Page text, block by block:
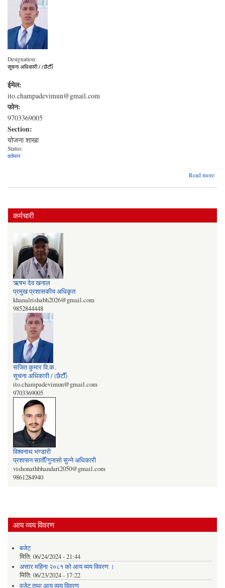
Designation:
सूचना अधिकारी / (छैटौँ)
ईमेल:
ito.champadevimun@gmail.com
फोन:
9703369005
Section:
योजना शाखा
Status:
वर्तमान
Read more
कर्मचारी
ऋषभ देव खनाल
प्रमुख प्रशासकीय अधिकृत
khanalrishabh2026@gmail.com
9852844448
सजित कुमार वि‍‌.क.
सूचना अधिकारी / (छैटौँ)
ito.champadevimun@gmail.com
9703369005
विश्वनाथ भण्डारी
प्रशासन सातौँ/गुनासो सुन्‍ने अधिकारी
vishonathbhandari2050@gmail.com
9861284940
आय व्यय विवरण
बजेट
मिति: 06/24/2024 - 21:44
असार महिना २०८१ को आय व्यय विवरण ।
मिति: 06/23/2024 - 17:22
वजेट तथा आय व्यय विवरण